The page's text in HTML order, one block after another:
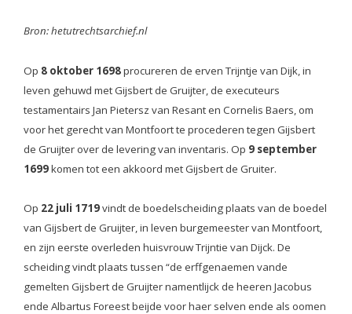
Bron: hetutrechtsarchief.nl
Op 8 oktober 1698procureren de erven Trijntje van Dijk, in
leven gehuwd met Gijsbert de Gruijter, de executeurs
testamentairs Jan Pietersz van Resant en Cornelis Baers, om
voor het gerecht van Montfoort te procederen tegen Gijsbert
de Gruijter over de levering van inventaris. Op 9 september
1699komen tot een akkoord met Gijsbert de Gruiter.
Op 22 juli 1719vindt de boedelscheiding plaats van de boedel
van Gijsbert de Gruijter, in leven burgemeester van Montfoort,
en zijn eerste overleden huisvrouw Trijntie van Dijck. De
scheiding vindt plaats tussen “de erffgenaemen vande
gemelten Gijsbert de Gruijter namentlijck de heeren Jacobus
ende Albartus Foreest beijde voor haer selven ende als oomen